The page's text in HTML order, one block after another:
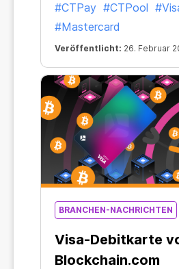
Du musst nicht mehr mit
Krypto-Wallet hantieren,
umtauschen oder selbst
durchführen: Mining ist
einfach wie der Gang
Nur dass du beim Mining
Einkommen erzielst!
#CTPay #CTPool
#Mastercard
Veröffentlicht: 26. Februar
BRANCHEN-NACHRICHTEN
Visa-Debitkarte
Blockchain.com